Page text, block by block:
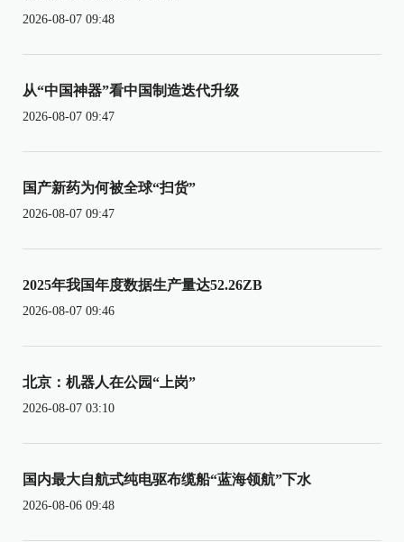
2026-08-07 09:48
从“中国神器”看中国制造迭代升级
2026-08-07 09:47
国产新药为何被全球“扫货”
2026-08-07 09:47
2025年我国年度数据生产量达52.26ZB
2026-08-07 09:46
北京：机器人在公园“上岗”
2026-08-07 03:10
国内最大自航式纯电驱布缆船“蓝海领航”下水
2026-08-06 09:48